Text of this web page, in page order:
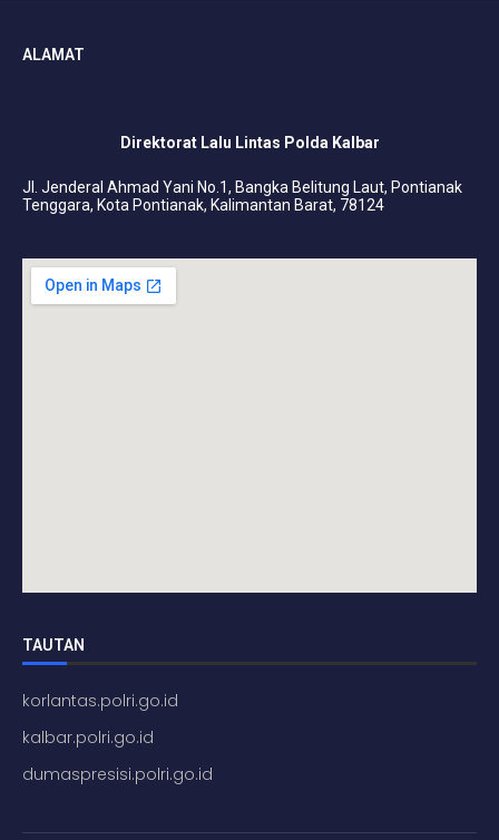
ALAMAT
Direktorat Lalu Lintas Polda Kalbar
Jl. Jenderal Ahmad Yani No.1, Bangka Belitung Laut, Pontianak
Tenggara, Kota Pontianak, Kalimantan Barat, 78124
TAUTAN
korlantas.polri.go.id
kalbar.polri.go.id
dumaspresisi.polri.go.id